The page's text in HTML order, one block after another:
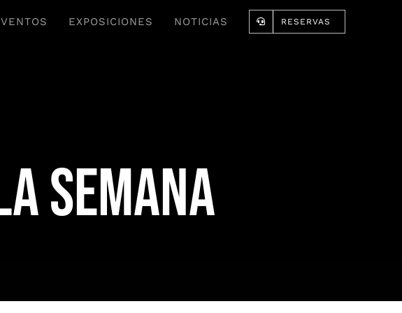
EXPOSICIONES NOTICIAS RESERVAS
semana